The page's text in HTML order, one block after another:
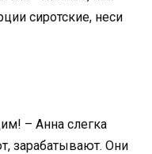
сиротские, неси
– Анна слегка
зарабатывают. Они